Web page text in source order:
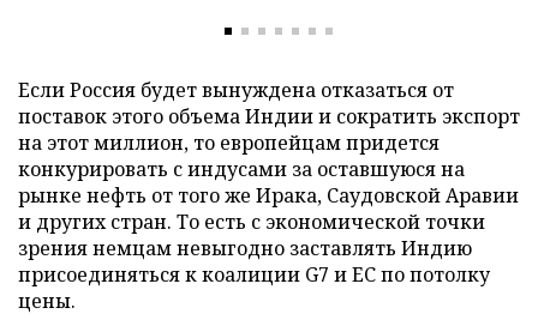
Если Россия будет вынуждена отказаться от
поставок этого объема Индии и сократить экспорт
на этот миллион, то европейцам придется
конкурировать с индусами за оставшуюся на
рынке нефть от того же Ирака, Саудовской Аравии
и других стран. То есть с экономической точки
зрения немцам невыгодно заставлять Индию
присоединяться к коалиции G7 и ЕС по потолку
цены.